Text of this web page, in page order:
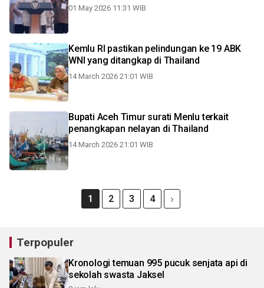
01 May 2026 11:31 WIB
Kemlu RI pastikan pelindungan ke 19 ABK
WNI yang ditangkap di Thailand
14 March 2026 21:01 WIB
Bupati Aceh Timur surati Menlu terkait
penangkapan nelayan di Thailand
14 March 2026 21:01 WIB
1 2 3 4
Terpopuler
Kronologi temuan 995 pucuk senjata api di
sekolah swasta Jaksel